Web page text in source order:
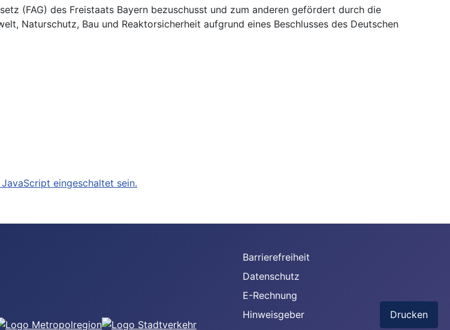
(FAG) des Freistaats Bayern bezuschusst und zum anderen gefördert durch die
Naturschutz, Bau und Reaktorsicherheit aufgrund eines Beschlusses des Deutschen
eingeschaltet sein.
Barrierefreiheit
Datenschutz
E-Rechnung
Hinweisgeber
Drucken